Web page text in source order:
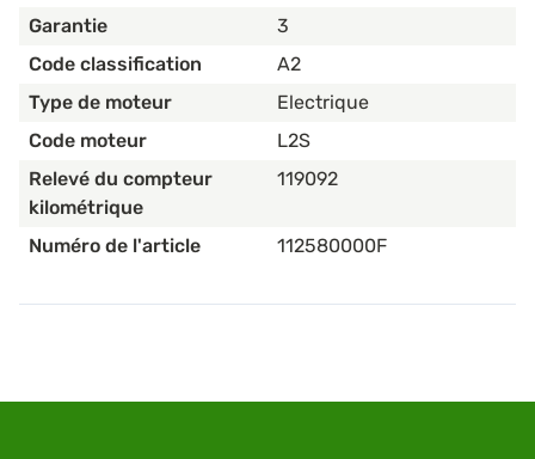
Garantie
3
Code classification
A2
Type de moteur
Electrique
Code moteur
L2S
Relevé du compteur
kilométrique
119092
Numéro de l'article 112580000F